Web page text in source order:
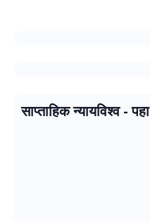
साप्ताहिक न्यायविश्व - पहा